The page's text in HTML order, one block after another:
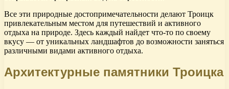
Все эти природные достопримечательности делают Троицк
привлекательным местом для путешествий и активного
отдыха на природе. Здесь каждый найдет что-то по своему
вкусу — от уникальных ландшафтов до возможности заняться
различными видами активного отдыха.
Архитектурные памятники Троицка